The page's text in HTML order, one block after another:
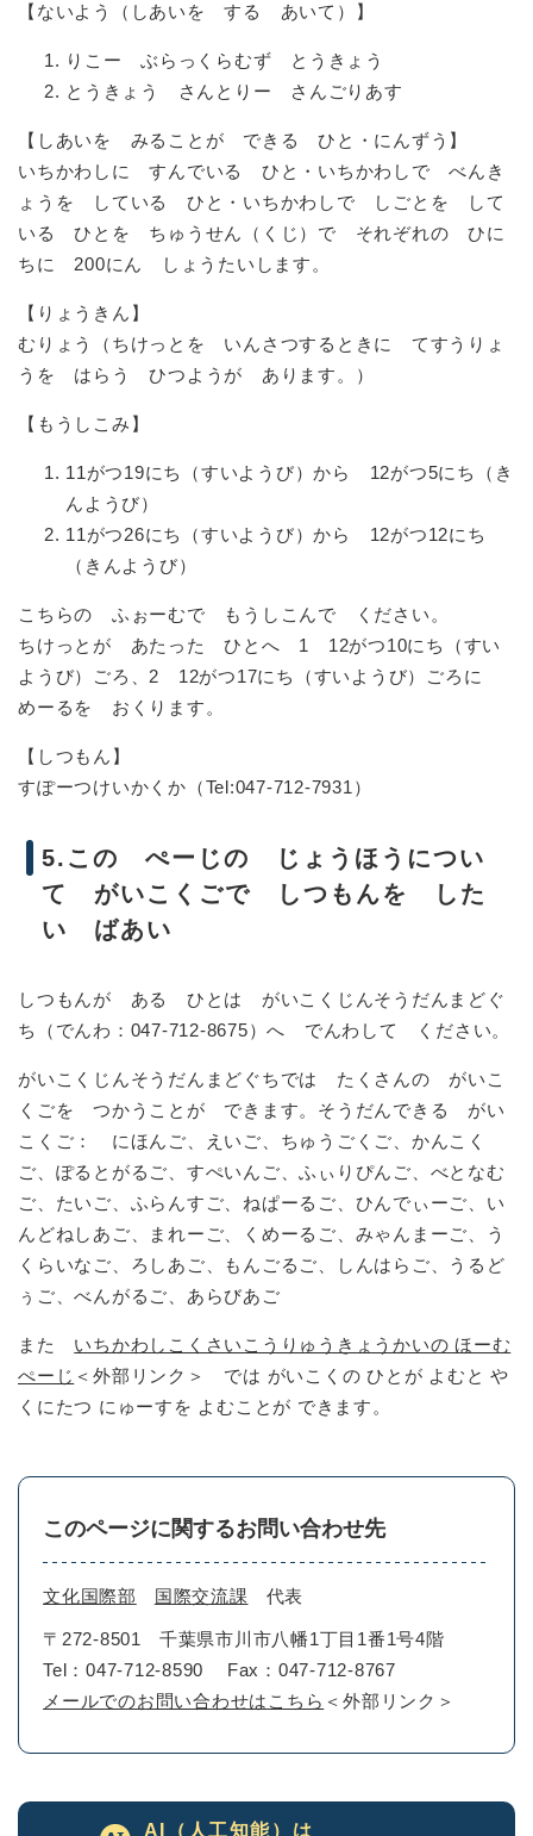
【ないよう（しあいを する あいて）】
りこー ぶらっくらむず とうきょう
とうきょう さんとりー さんごりあす
【しあいを みることが できる ひと・にんずう】
いちかわしに すんでいる ひと・いちかわしで べんき
ょうを している ひと・いちかわしで しごとを して
いる ひとを ちゅうせん（くじ）で それぞれの ひに
ちに 200にん しょうたいします。
【りょうきん】
むりょう（ちけっとを いんさつするときに てすうりょ
うを はらう ひつようが あります。）
【もうしこみ】
11がつ19にち（すいようび）から 12がつ5にち（き
んようび）
11がつ26にち（すいようび）から 12がつ12にち
（きんようび）
こちらの ふぉーむで もうしこんで ください。
ちけっとが あたった ひとへ 1 12がつ10にち（すい
ようび）ごろ、2 12がつ17にち（すいようび）ごろに
めーるを おくります。
【しつもん】
すぽーつけいかくか（Tel:047-712-7931）
5.この ぺーじの じょうほうについ
て がいこくごで しつもんを した
い ばあい
しつもんが ある ひとは がいこくじんそうだんまどぐ
ち（でんわ：047-712-8675）へ でんわして ください。
がいこくじんそうだんまどぐちでは たくさんの がいこ
くごを つかうことが できます。そうだんできる がい
こくご： にほんご、えいご、ちゅうごくご、かんこく
ご、ぽるとがるご、すぺいんご、ふぃりぴんご、べとなむ
ご、たいご、ふらんすご、ねぱーるご、ひんでぃーご、い
んどねしあご、まれーご、くめーるご、みゃんまーご、う
くらいなご、ろしあご、もんごるご、しんはらご、うるど
ぅご、べんがるご、あらびあご
また いちかわしこくさいこうりゅうきょうかいの ほーむ
ぺーじ ＜外部リンク＞
では がいこくの ひとが よむと や
くにたつ にゅーすを よむことが できます。
このページに関するお問い合わせ先
文化国際部 国際交流課 代表
〒272-8501
千葉県市川市八幡1丁目1番1号4階
Tel：047-712-8590
Fax：047-712-8767
メールでのお問い合わせはこちら ＜外部リンク＞
AI（人工知能）は